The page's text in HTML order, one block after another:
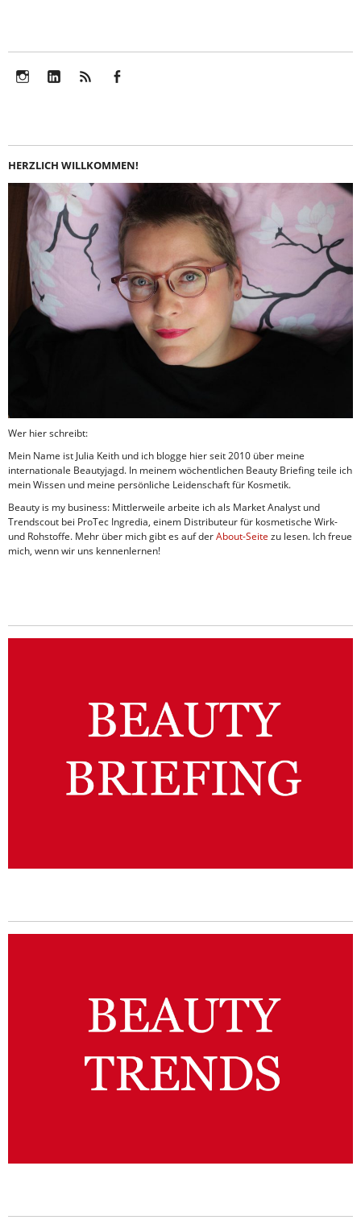
HERZLICH WILLKOMMEN!
Wer hier schreibt:
Mein Name ist Julia Keith und ich blogge hier seit 2010 über meine
internationale Beautyjagd. In meinem wöchentlichen Beauty Briefing teile ich
mein Wissen und meine persönliche Leidenschaft für Kosmetik.
Beauty is my business: Mittlerweile arbeite ich als Market Analyst und
Trendscout bei ProTec Ingredia, einem Distributeur für kosmetische Wirk-
und Rohstoffe. Mehr über mich gibt es auf derAbout-Seite zu lesen. Ich freue
mich, wenn wir uns kennenlernen!